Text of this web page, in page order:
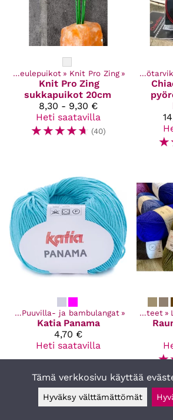
Neulepuikot ‪» Knit Pro Zing ‪»
Knit Pro Zing
sukkapuikot 20cm
8,30 - 9,30 €
Heti saatavilla
☆☆☆☆☆ (40)
Kaikki tuotteet ‪»
☆
‪» Puuvilla- ja bambulangat ‪»
Katia Panama
4,70 €
Heti saatavilla
Kaikki tuotteet ‪»
☆
Tämä verkkosivu käyttää
Hyväksy välttämättömät